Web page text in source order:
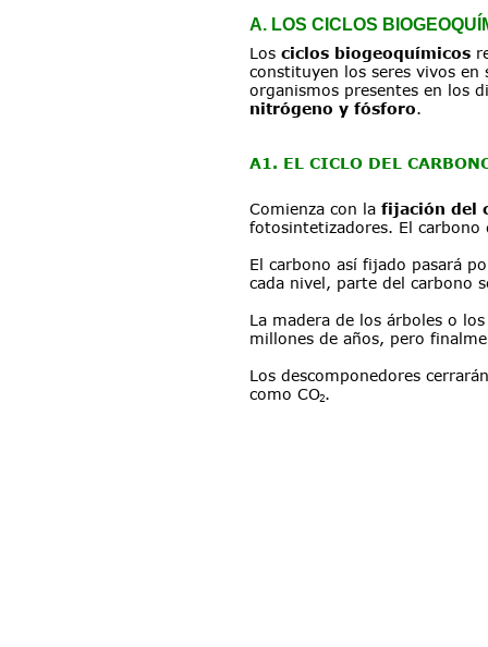
A. LOS CICLOS
Los ciclos biogeoquímicos
constituyen los seres vivos
organismos presentes en los
nitrógeno y fósforo.
A1. EL CICLO DEL
Comienza con la fijación del
fotosintetizadores. El carbono
El carbono así fijado pasará
cada nivel, parte del carbono
La madera de los árboles o
millones de años, pero
Los descomponedores
como CO2.